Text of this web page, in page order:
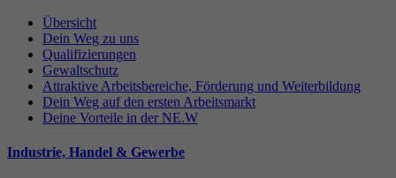
Übersicht
Dein Weg zu uns
Qualifizierungen
Gewaltschutz
Attraktive Arbeitsbereiche, Förderung und Weiterbildung
Dein Weg auf den ersten Arbeitsmarkt
Deine Vorteile in der NE.W
Industrie, Handel & Gewerbe